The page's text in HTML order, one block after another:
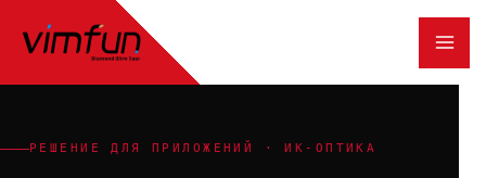
РЕШЕНИЕ ДЛЯ ПРИЛОЖЕНИЙ · ИК-ОПТИКА